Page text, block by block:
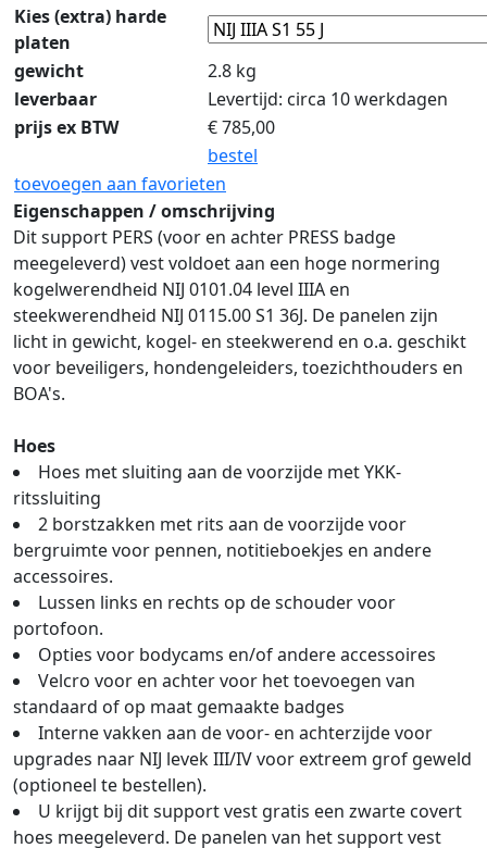
Kies (extra) harde
platen
gewicht
2.8 kg
leverbaar
Levertijd: circa 10 werkdagen
prijs ex BTW
€785,00
bestel
toevoegen aan favorieten
Eigenschappen / omschrijving
Dit support PERS (voor en achter PRESS badge
meegeleverd) vest voldoet aan een hoge normering
kogelwerendheid NIJ 0101.04 level IIIA en
steekwerendheid NIJ 0115.00 S1 36J. De panelen zijn
licht in gewicht, kogel- en steekwerend en o.a. geschikt
voor beveiligers, hondengeleiders, toezichthouders en
BOA's.
Hoes
Hoes met sluiting aan de voorzijde met YKK-
ritssluiting
2 borstzakken met rits aan de voorzijde voor
bergruimte voor pennen, notitieboekjes en andere
accessoires.
Lussen links en rechts op de schouder voor
portofoon.
Opties voor bodycams en/of andere accessoires
Velcro voor en achter voor het toevoegen van
standaard of op maat gemaakte badges
Interne vakken aan de voor- en achterzijde voor
upgrades naar NIJ levek III/IV voor extreem grof geweld
(optioneel te bestellen).
U krijgt bij dit support vest gratis een zwarte covert
hoes meegeleverd. De panelen van het support vest